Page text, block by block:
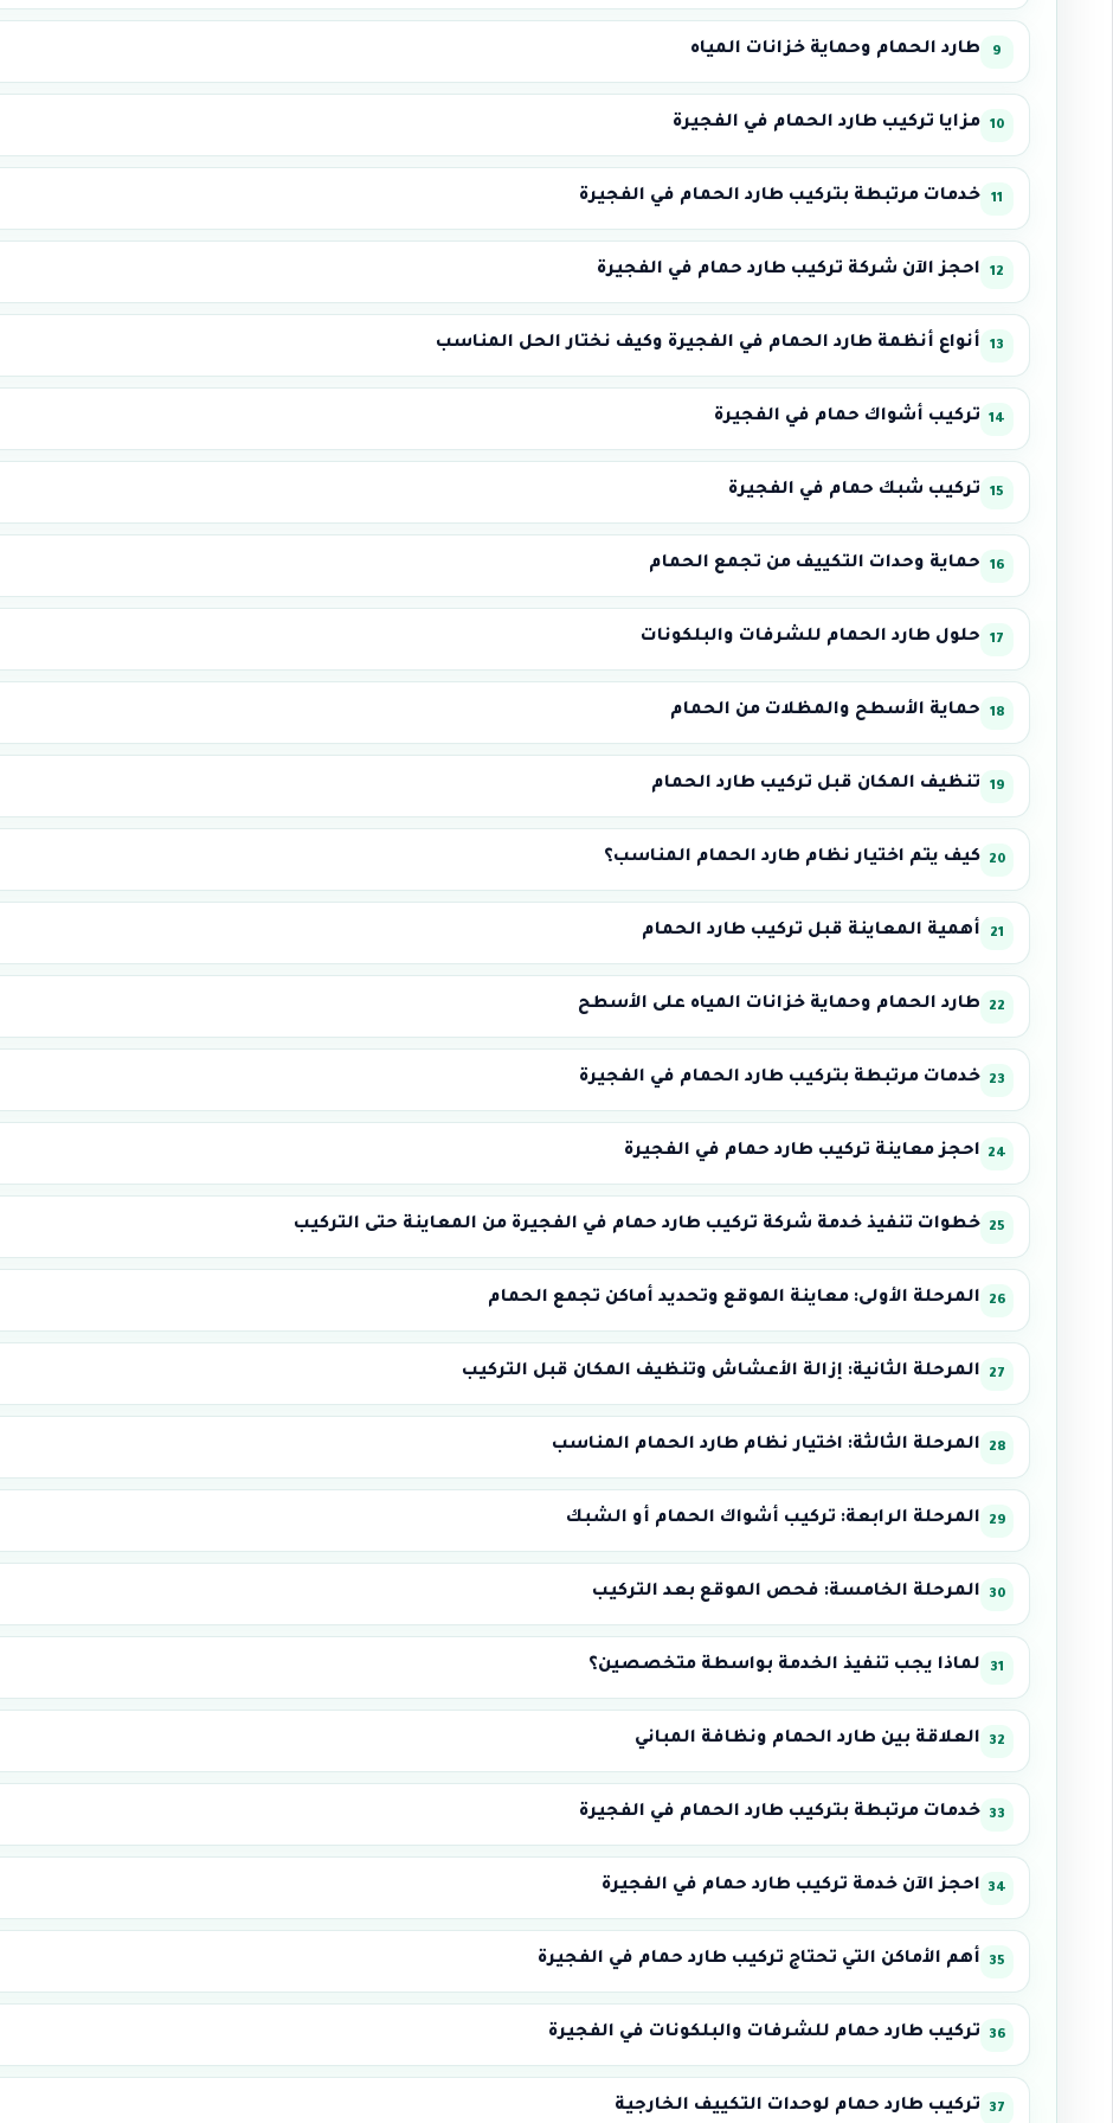
طارد الحمام وحماية خزانات المياه
مزايا تركيب طارد الحمام في الفجيرة
خدمات مرتبطة بتركيب طارد الحمام في الفجيرة
احجز الآن شركة تركيب طارد حمام في الفجيرة
أنواع أنظمة طارد الحمام في الفجيرة وكيف نختار الحل المناسب
تركيب أشواك حمام في الفجيرة
تركيب شبك حمام في الفجيرة
حماية وحدات التكييف من تجمع الحمام
حلول طارد الحمام للشرفات والبلكونات
حماية الأسطح والمظلات من الحمام
تنظيف المكان قبل تركيب طارد الحمام
كيف يتم اختيار نظام طارد الحمام المناسب؟
أهمية المعاينة قبل تركيب طارد الحمام
طارد الحمام وحماية خزانات المياه على الأسطح
خدمات مرتبطة بتركيب طارد الحمام في الفجيرة
احجز معاينة تركيب طارد حمام في الفجيرة
خطوات تنفيذ خدمة شركة تركيب طارد حمام في الفجيرة من المعاينة حتى التركيب
المرحلة الأولى: معاينة الموقع وتحديد أماكن تجمع الحمام
المرحلة الثانية: إزالة الأعشاش وتنظيف المكان قبل التركيب
المرحلة الثالثة: اختيار نظام طارد الحمام المناسب
المرحلة الرابعة: تركيب أشواك الحمام أو الشبك
المرحلة الخامسة: فحص الموقع بعد التركيب
لماذا يجب تنفيذ الخدمة بواسطة متخصصين؟
العلاقة بين طارد الحمام ونظافة المباني
خدمات مرتبطة بتركيب طارد الحمام في الفجيرة
احجز الآن خدمة تركيب طارد حمام في الفجيرة
أهم الأماكن التي تحتاج تركيب طارد حمام في الفجيرة
تركيب طارد حمام للشرفات والبلكونات في الفجيرة
تركيب طارد حمام لوحدات التكييف الخارجية